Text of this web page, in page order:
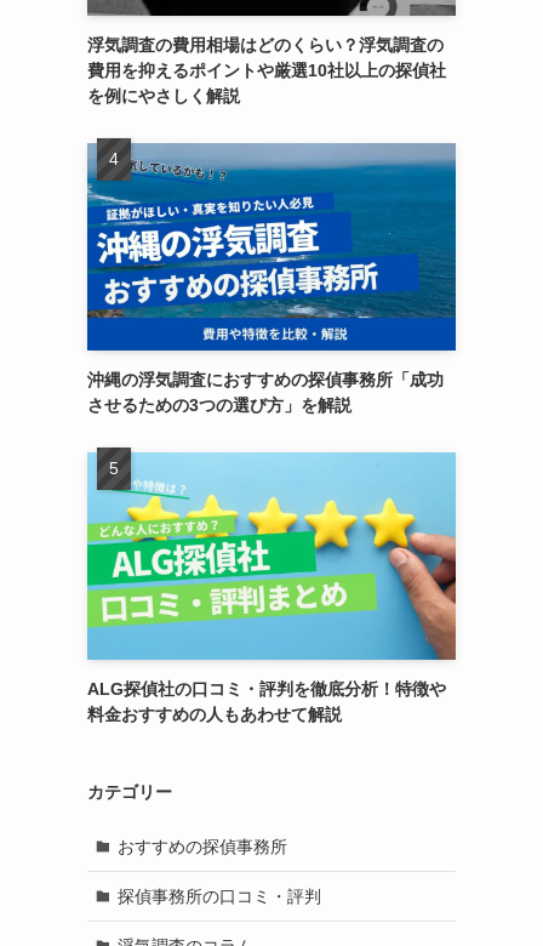
浮気調査の費用相場はどのくらい？浮気調査の
費用を抑えるポイントや厳選10社以上の探偵社
を例にやさしく解説
沖縄の浮気調査におすすめの探偵事務所「成功
させるための3つの選び方」を解説
ALG探偵社の口コミ・評判を徹底分析！特徴や
料金おすすめの人もあわせて解説
カテゴリー
おすすめの探偵事務所
探偵事務所の口コミ・評判